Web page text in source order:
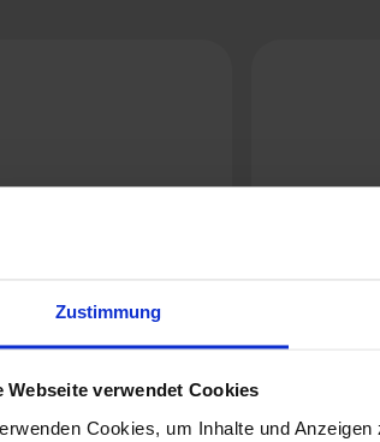
Zustimmung
Webseite verwendet Cookies
Cookies, um Inhalte und